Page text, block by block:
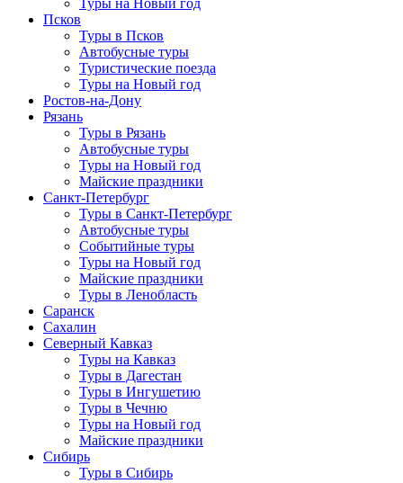
Псков
Туры в Псков
Автобусные туры
Туристические поезда
Туры на Новый год
Ростов-на-Дону
Рязань
Туры в Рязань
Автобусные туры
Туры на Новый год
Майские праздники
Санкт-Петербург
Туры в Санкт-Петербург
Автобусные туры
Событийные туры
Туры на Новый год
Майские праздники
Туры в Ленобласть
Саранск
Сахалин
Северный Кавказ
Туры на Кавказ
Туры в Дагестан
Туры в Ингушетию
Туры в Чечню
Туры на Новый год
Майские праздники
Сибирь
Туры в Сибирь